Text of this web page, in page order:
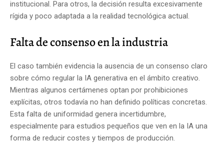
institucional. Para otros, la decisión resulta excesivamente
rígida y poco adaptada a la realidad tecnológica actual.
Falta de consenso en la industria
El caso también evidencia la ausencia de un consenso claro
sobre cómo regular la IA generativa en el ámbito creativo.
Mientras algunos certámenes optan por prohibiciones
explícitas, otros todavía no han definido políticas concretas.
Esta falta de uniformidad genera incertidumbre,
especialmente para estudios pequeños que ven en la IA una
forma de reducir costes y tiempos de producción.